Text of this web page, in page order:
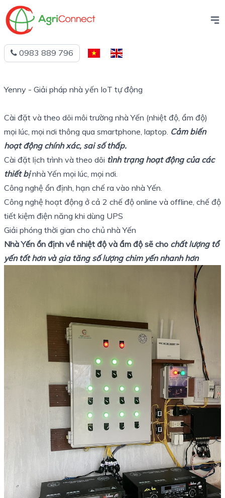
0983 889 796
Yenny - Giải pháp nhà yến IoT tự động
Cài đặt và theo dõi môi trường nhà Yến (nhiệt độ, ẩm độ)
mọi lúc, mọi nơi thông qua smartphone, laptop. Cảm biến
hoạt động chính xác, sai số thấp.
Cài đặt lịch trình và theo dõi tình trạng hoạt động của các
thiết bịnhà Yến mọi lúc, mọi nơi.
Công nghệ ổn định, hạn chế ra vào nhà Yến.
Công nghệ hoạt động ở cả 2 chế độ online và offline, chế độ
tiết kiệm điện năng khi dùng UPS
Giải phóng thời gian cho chủ nhà Yến
Nhà Yến ổn định về nhiệt độ và ẩm độ sẽ cho chất lượng tổ
yến tốt hơn và gia tăng số lượng chim yến nhanh hơn